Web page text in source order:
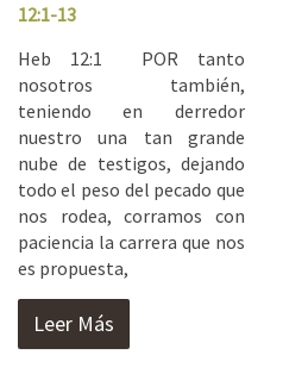
12:1-13
Heb 12:1 POR tanto
nosotros también,
teniendo en derredor
nuestro una tan grande
nube de testigos, dejando
todo el peso del pecado que
nos rodea, corramos con
paciencia la carrera que nos
es propuesta,
Leer Más